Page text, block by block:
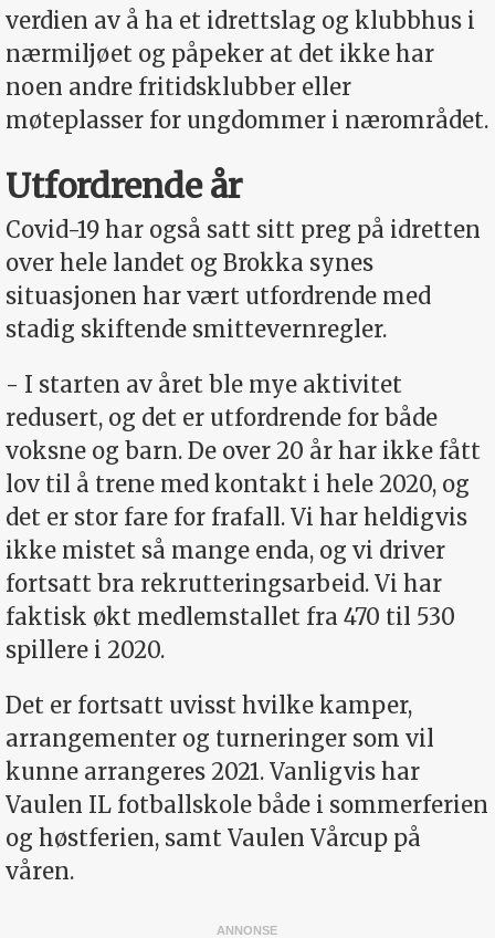
verdien av å ha et idrettslag og klubbhus i
nærmiljøet og påpeker at det ikke har
noen andre fritidsklubber eller
møteplasser for ungdommer i nærområdet.
Utfordrende år
Covid-19 har også satt sitt preg på idretten
over hele landet og Brokka synes
situasjonen har vært utfordrende med
stadig skiftende smittevernregler.
- I starten av året ble mye aktivitet
redusert, og det er utfordrende for både
voksne og barn. De over 20 år har ikke fått
lov til å trene med kontakt i hele 2020, og
det er stor fare for frafall. Vi har heldigvis
ikke mistet så mange enda, og vi driver
fortsatt bra rekrutteringsarbeid. Vi har
faktisk økt medlemstallet fra 470 til 530
spillere i 2020.
Det er fortsatt uvisst hvilke kamper,
arrangementer og turneringer som vil
kunne arrangeres 2021. Vanligvis har
Vaulen IL fotballskole både i sommerferien
og høstferien, samt Vaulen Vårcup på
våren.